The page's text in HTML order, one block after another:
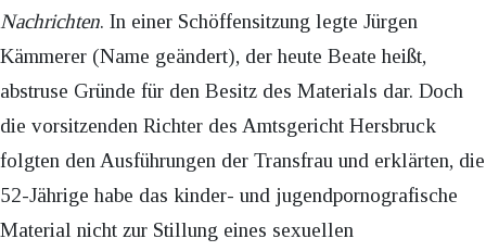
Nachrichten. In einer Schöffensitzung legte Jürgen
Kämmerer (Name geändert), der heute Beate heißt,
abstruse Gründe für den Besitz des Materials dar. Doch
die vorsitzenden Richter des Amtsgericht Hersbruck
folgten den Ausführungen der Transfrau und erklärten, die
52-Jährige habe das kinder- und jugendpornografische
Material nicht zur Stillung eines sexuellen